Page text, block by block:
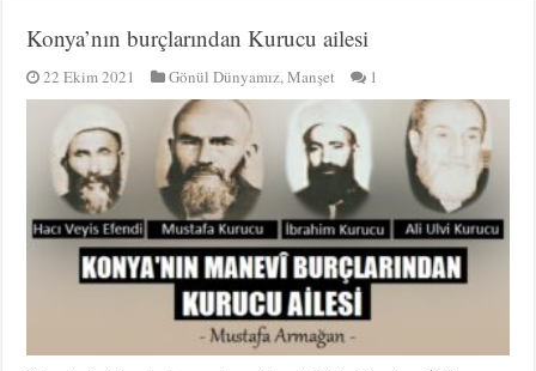
Konya’nın burçlarından Kurucu ailesi
22 Ekim 2021 Gönül Dünyamız,Manşet 1